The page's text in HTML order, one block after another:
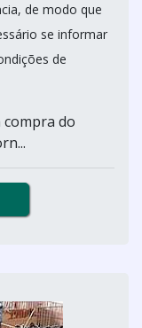
de modo que
se informar
de
do